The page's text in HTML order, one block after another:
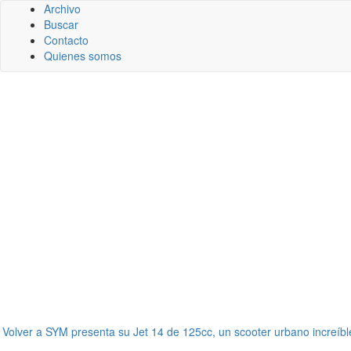
Archivo
Buscar
Contacto
Quienes somos
Volver a SYM presenta su Jet 14 de 125cc, un scooter urbano